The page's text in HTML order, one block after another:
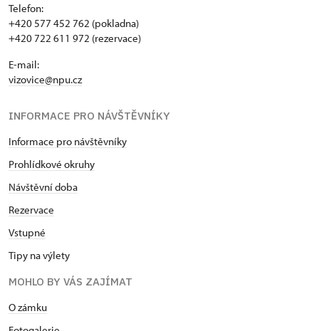
Telefon:
+420 577 452 762 (pokladna)
+420 722 611 972 (rezervace)
E-mail:
vizovice@npu.cz
INFORMACE PRO NÁVŠTĚVNÍKY
Informace pro návštěvníky
Prohlídkové okruhy
Návštěvní doba
Rezervace
Vstupné
Tipy na výlety
MOHLO BY VÁS ZAJÍMAT
O zámku